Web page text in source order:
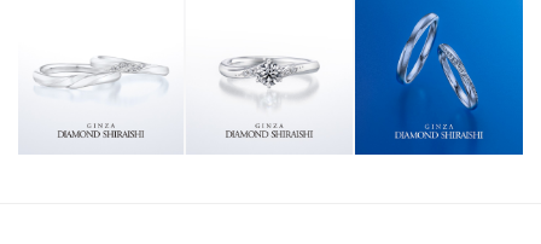
揃え、ふたりの「似合う」と「好き」を同時に叶えた満
足の選択ができる指輪をご提案しています。多くのお客
様にご満足いただけている、一生身に着けるための指輪
のクオリティや購入後のアフターサービスをぜひ一度店
頭でお確かめください。